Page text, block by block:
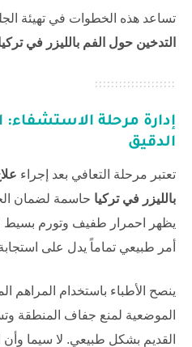
تساعد هذه الخطوات في تهيئة
التدخين حول الفم بالليزر في
إدارة مرحلة الاستشفاء:
الدقيق
تعتبر مرحلة التعافي بعد إجراء
بالليزر في تركيا حاسمة لضمان
يظهر احمرار طفيف وتورم بسيط في
أمر طبيعي تماماً يدل على
ينصح الأطباء باستخدام المراهم
الموضعية لمنع جفاف المنطقة
القديم بشكل طبيعي. لا سيما